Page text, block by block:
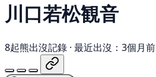
川口若松観音
8起熊出沒記錄 · 最近出沒：3個月前